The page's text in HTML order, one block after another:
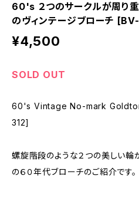
60's ２つのサークルが周り
のヴィンテージブローチ
¥4,500
SOLD OUT
60's Vintage No-mark
312]
螺旋階段のような２つの美しい輪
の６０年代ブローチのご紹介です。